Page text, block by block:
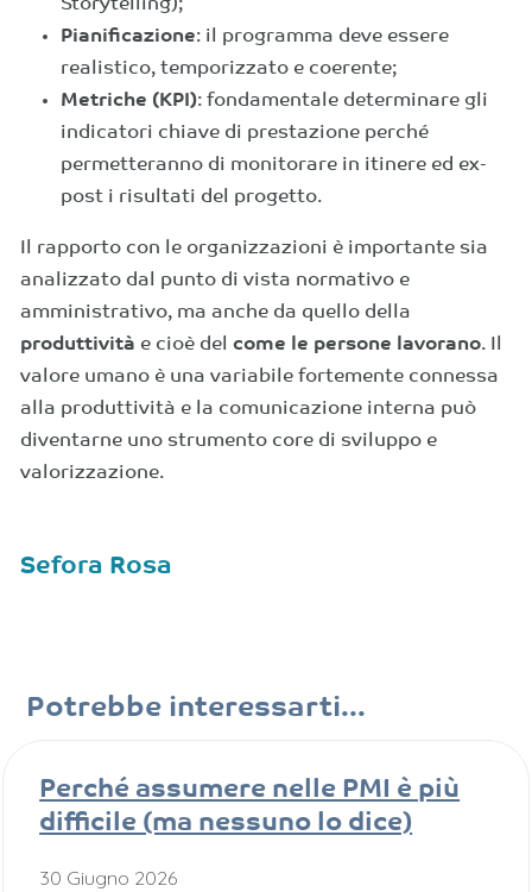
Storytelling);
Pianificazione: il programma deve essere
realistico, temporizzato e coerente;
Metriche (KPI): fondamentale determinare gli
indicatori chiave di prestazione perché
permetteranno di monitorare in itinere ed ex-
post i risultati del progetto.
Il rapporto con le organizzazioni è importante sia
analizzato dal punto di vista normativo e
amministrativo, ma anche da quello della
produttività e cioè delcome le persone lavorano. Il
valore umano è una variabile fortemente connessa
alla produttività e la comunicazione interna può
diventarne uno strumento core di sviluppo e
valorizzazione.
Sefora Rosa
Potrebbe interessarti...
Perché assumere nelle PMI è più
difficile (ma nessuno lo dice)
30 Giugno 2026